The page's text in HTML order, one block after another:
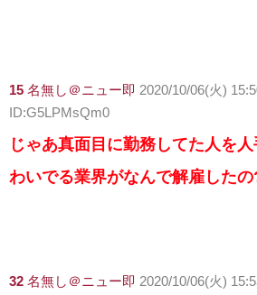
15 名無し＠ニュー即 2020/10/06(火)
ID:G5LPMsQm0
じゃあ真面目に勤務してた人を
わいでる業界がなんで解雇したの
32 名無し＠ニュー即 2020/10/06(火)